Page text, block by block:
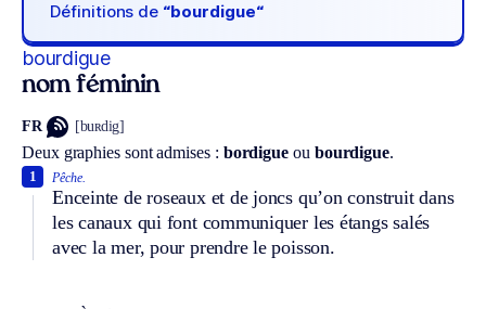
Définitions de “bourdigue“
bourdigue
nom féminin
FR [buʀdig]
Deux graphies sont admises : bordigue ou bourdigue.
Pêche.
Enceinte de roseaux et de joncs qu’on construit dans
les canaux qui font communiquer les étangs salés
avec la mer, pour prendre le poisson.
1